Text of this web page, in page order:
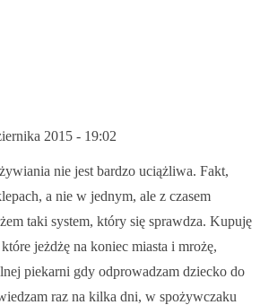
2015 - 19:02
nie jest bardzo uciążliwa. Fakt,
a nie w jednym, ale z czasem
taki system, który się sprawdza. Kupuję
jeżdżę na koniec miasta i mrożę,
piekarni gdy odprowadzam dziecko do
raz na kilka dni, w spożywczaku